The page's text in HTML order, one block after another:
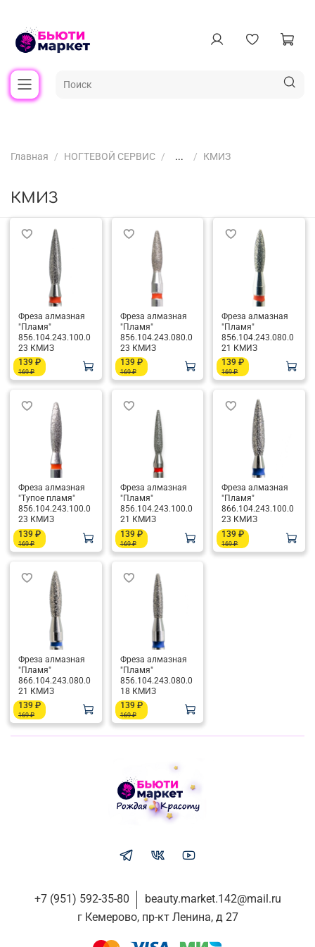
Главная НОГТЕВОЙ СЕРВИС ... КМИЗ
КМИЗ
Фреза алмазная
"Пламя"
856.104.243.100.0
23 КМИЗ
139 ₽
169 ₽
Фреза алмазная
"Пламя"
856.104.243.080.0
23 КМИЗ
139 ₽
169 ₽
Фреза алмазная
"Пламя"
856.104.243.080.0
21 КМИЗ
139 ₽
169 ₽
Фреза алмазная
"Тупое пламя"
856.104.243.100.0
23 КМИЗ
139 ₽
169 ₽
Фреза алмазная
"Пламя"
856.104.243.100.0
21 КМИЗ
139 ₽
169 ₽
Фреза алмазная
"Пламя"
866.104.243.100.0
23 КМИЗ
139 ₽
169 ₽
Фреза алмазная
"Пламя"
866.104.243.080.0
21 КМИЗ
139 ₽
169 ₽
Фреза алмазная
"Пламя"
856.104.243.080.0
18 КМИЗ
139 ₽
169 ₽
+7 (951) 592-35-80
beauty.market.142@mail.ru
г Кемерово, пр-кт Ленина, д 27